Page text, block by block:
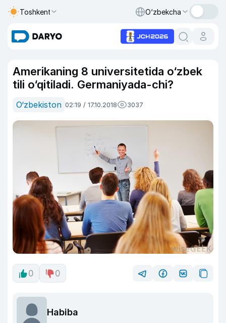
Toshkent O‘zbekcha
Amerikaning 8 universitetida o‘zbek
tili o‘qitiladi. Germaniyada-chi?
O‘zbekiston 02:19 / 17.10.2018 3037
0 0
Habiba